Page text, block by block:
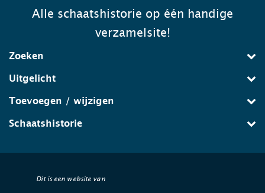
Alle schaatshistorie op één handige
verzamelsite!
Zoeken
Uitgelicht
Toevoegen / wijzigen
Schaatshistorie
Dit is een website van